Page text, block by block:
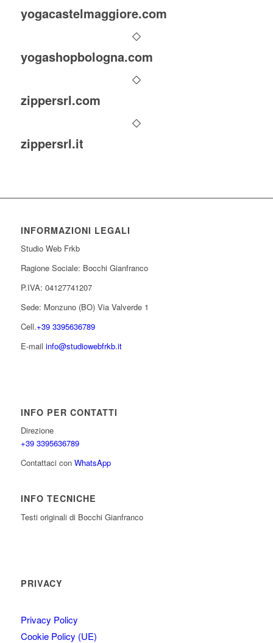
yogacastelmaggiore.com
yogashopbologna.com
zippersrl.com
zippersrl.it
INFORMAZIONI LEGALI
Studio Web Frkb
Ragione Sociale: Bocchi Gianfranco
P.IVA: 04127741207
Sede: Monzuno (BO) Via Valverde 1
Cell.+39 3395636789
E-mail info@studiowebfrkb.it
INFO PER CONTATTI
Direzione
+39 3395636789
Contattaci con WhatsApp
INFO TECNICHE
Testi originali di Bocchi Gianfranco
PRIVACY
Privacy Policy
Cookie Policy (UE)
su Intelligenza Artificiale.